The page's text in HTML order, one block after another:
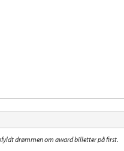
drømmen om award billetter på first.